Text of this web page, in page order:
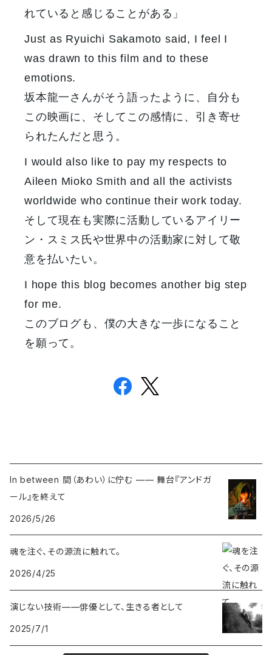
れていると感じることがある」
Just as Ryuichi Sakamoto said, I feel I
was drawn to this film and to these
emotions.
坂本龍一さんがそう語ったように、自分も
この映画に、そしてこの感情に、引き寄せ
られたんだと思う。
I would also like to pay my respects to
Aileen Mioko Smith and all the activists
worldwide who continue their work today.
そして現在も実際に活動しているアイリー
ン・スミス氏や世界中の活動家に対して敬
意を払いたい。
I hope this blog becomes another big step
for me.
このブログも、僕の大きな一歩になること
を願って。
In between 間（あわい）に佇む —— 舞台『アンドガ
ール』を終えて
2026/5/26
魂を注ぐ、その源流に触れて。
2026/4/25
演じない技術——俳優として、生きる者として
2025/7/1